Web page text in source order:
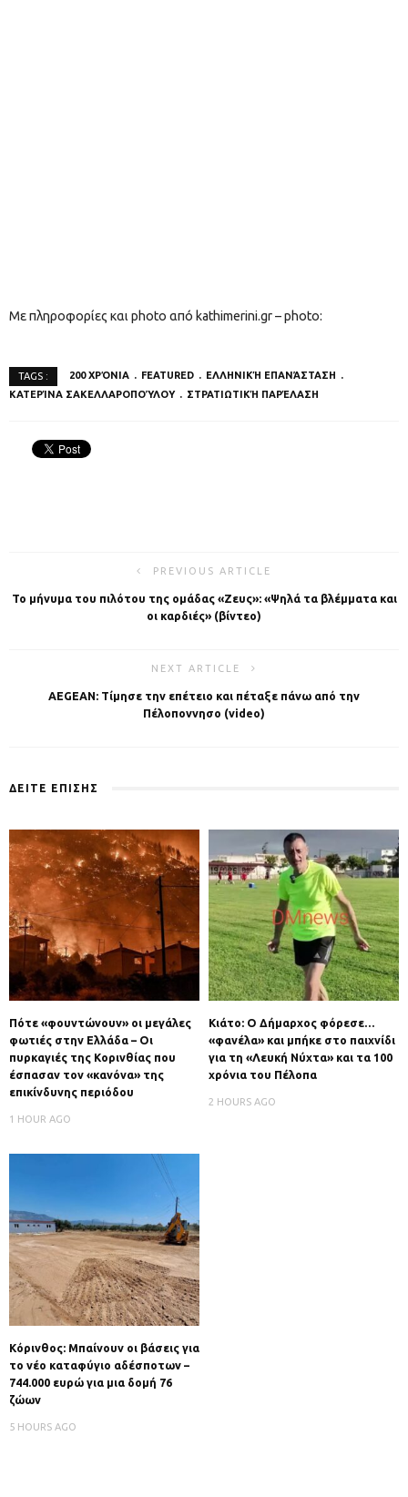
Με πληροφορίες και photo από kathimerini.gr – photo:
TAGS : 200 ΧΡΌΝΙΑ FEATURED
ΕΛΛΗΝΙΚΉ ΕΠΑΝΆΣΤΑΣΗ
ΚΑΤΕΡΊΝΑ ΣΑΚΕΛΛΑΡΟΠΟΎΛΟΥ
ΣΤΡΑΤΙΩΤΙΚΉ ΠΑΡΈΛΑΣΗ
PREVIOUS ARTICLE
Το μήνυμα του πιλότου της ομάδας «Ζευς»: «Ψηλά τα βλέμματα και
οι καρδιές» (βίντεο)
NEXT ARTICLE
AEGEAN: Τίμησε την επέτειο και πέταξε πάνω από την
Πέλοποννησο (video)
ΔΕΙΤΕ ΕΠΙΣΗΣ
Πότε «φουντώνουν» οι μεγάλες
φωτιές στην Ελλάδα – Οι
πυρκαγιές της Κορινθίας που
έσπασαν τον «κανόνα» της
επικίνδυνης περιόδου
1 HOUR AGO
Κιάτο: Ο Δήμαρχος φόρεσε…
«φανέλα» και μπήκε στο παιχνίδι
για τη «Λευκή Νύχτα» και τα 100
χρόνια του Πέλοπα
2 HOURS AGO
Κόρινθος: Μπαίνουν οι βάσεις για
το νέο καταφύγιο αδέσποτων –
744.000 ευρώ για μια δομή 76
ζώων
5 HOURS AGO